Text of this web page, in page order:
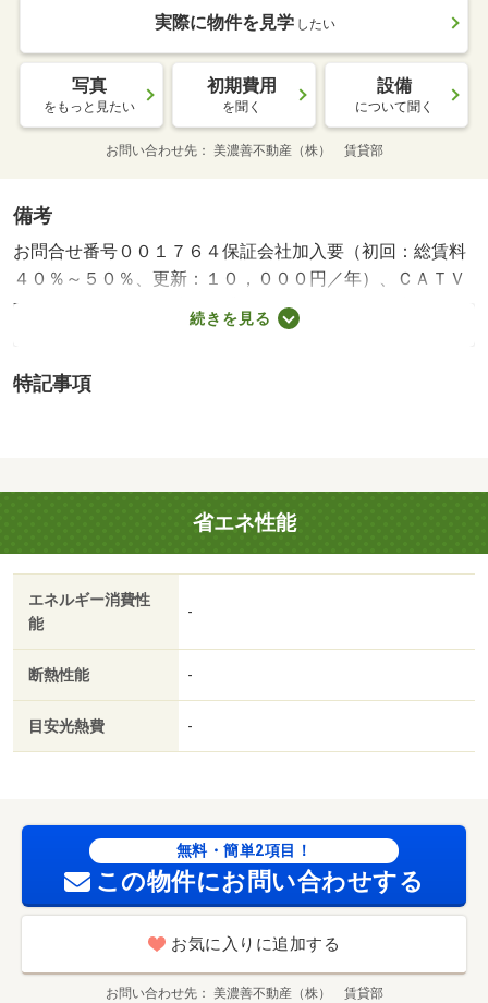
実際に物件を見学 したい
写真
をもっと見たい
初期費用
を聞く
設備
について聞く
お問い合わせ先 美濃善不動産（株） 賃貸部
備考
お問合せ番号００１７６４保証会社加入要（初回：総賃料
４０％～５０％、更新：１０，０００円／年）、ＣＡＴＶ
料：月額７８６円、清・賃貸保証等：利用可（日本セーフ
ティー株式会社 初回：総賃料の４０％（最低１．６万）
月・【美濃善不動産株式会社】詳細はお問い合わせ下さい
続きを見る
特記事項
省エネ性能
エネルギー消費性
能
-
断熱性能 -
目安光熱費 -
無料・簡単2項目！
この物件にお問い合わせする
お気に入りに追加する
お問い合わせ先 美濃善不動産（株） 賃貸部